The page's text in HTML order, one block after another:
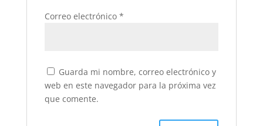
Correo electrónico *
Guarda mi nombre, correo electrónico y
web en este navegador para la próxima vez
que comente.